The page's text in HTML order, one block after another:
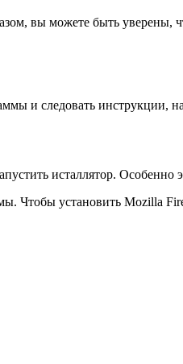
вы можете быть уверены,
и следовать инструкции,
исталлятор. Особенно
Чтобы установить Mozilla